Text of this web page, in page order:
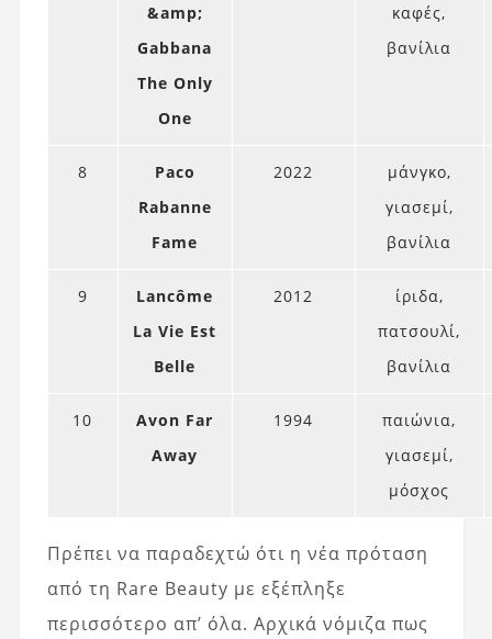
&amp;
Gabbana
The Only
One
καφές,
βανίλια
8
Paco
Rabanne
Fame
2022
μάνγκο,
γιασεμί,
βανίλια
9
Lancôme
La Vie Est
Belle
2012
ίριδα,
πατσουλί,
βανίλια
10
Avon Far
Away
1994
παιώνια,
γιασεμί,
μόσχος
Πρέπει να παραδεχτώ ότι η νέα πρόταση
από τη Rare Beauty με εξέπληξε
περισσότερο απ’ όλα. Αρχικά νόμιζα πως